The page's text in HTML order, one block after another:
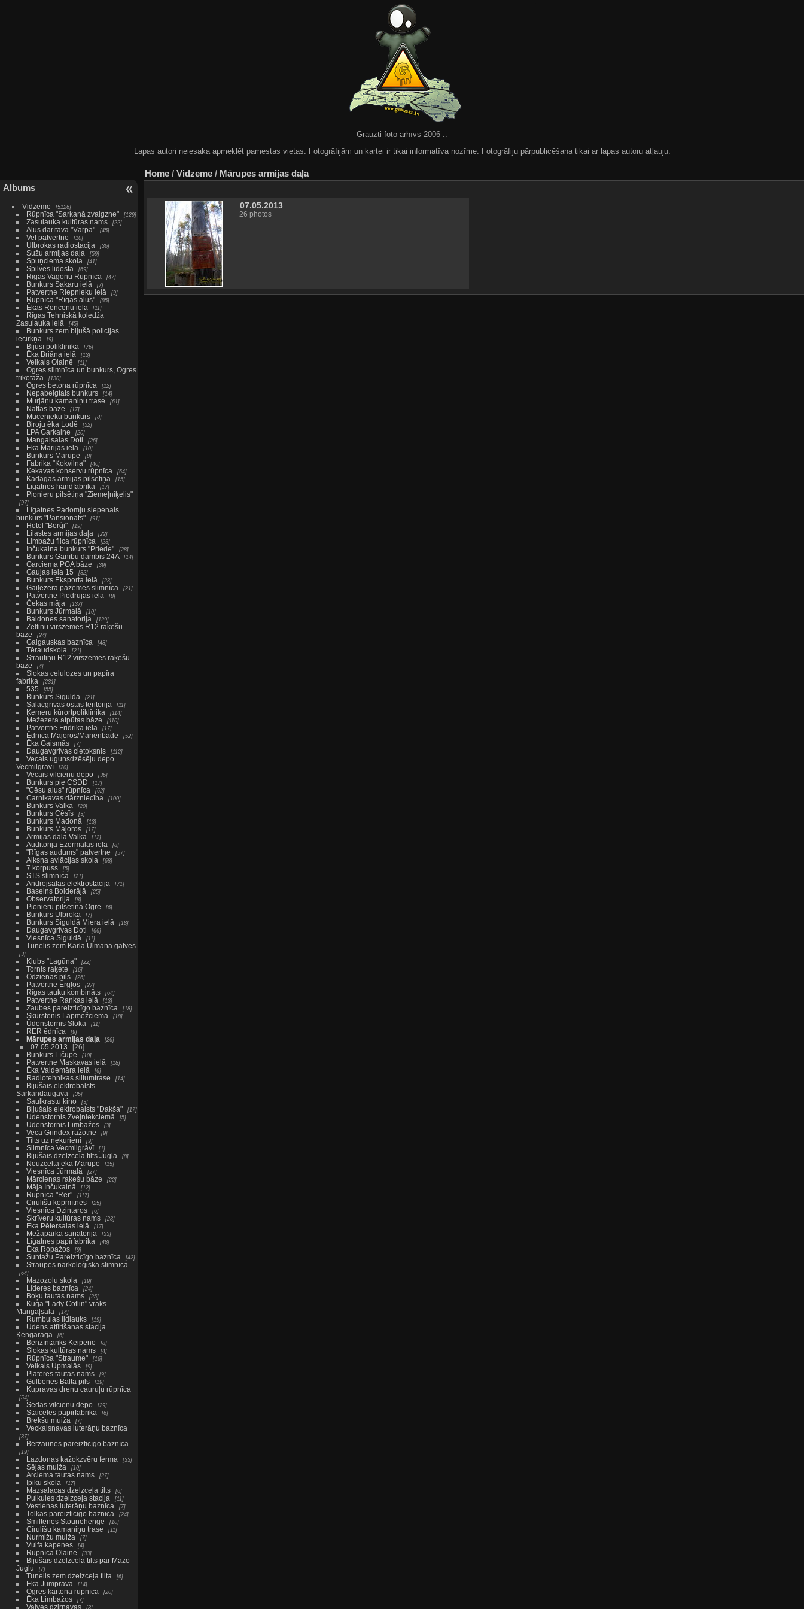
Grauzti foto arhīvs 2006-..
Lapas autori neiesaka apmeklēt pamestas vietas. Fotogrāfijām un kartei ir tikai informatīva nozīme. Fotogrāfiju pārpublicēšana tikai ar lapas autoru atļauju.
Albums
Vidzeme 5126
Rūpnīca "Sarkanā zvaigzne" 129
Zasulauka kultūras nams 22
Alus darītava "Vārpa" 45
Vef patvertne 10
Ulbrokas radiostacija 36
Sužu armijas daļa 59
Spuņciema skola 41
Spilves lidosta 69
Rīgas Vagonu Rūpnīca 47
Bunkurs Sakaru ielā 7
Patvertne Riepnieku ielā 9
Rūpnīca "Rīgas alus" 85
Ēkas Rencēnu ielā 11
Rīgas Tehniskā koledža
Zasulauka ielā
45
Bunkurs zem bijušā policijas
iecirkņa
9
Bijusī poliklīnika 76
Ēka Briāna ielā 13
Veikals Olainē 11
Ogres slimnīca un bunkurs, Ogres
trikotāža
130
Ogres betona rūpnīca 12
Nepabeigtais bunkurs 14
Murjāņu kamaniņu trase 61
Naftas bāze 17
Mucenieku bunkurs 8
Biroju ēka Lodē 52
LPA Garkalne 20
Mangaļsalas Doti 26
Ēka Marijas ielā 10
Bunkurs Mārupē 8
Fabrika "Kokvilna" 40
Ķekavas konservu rūpnīca 64
Kadagas armijas pilsētiņa 15
Līgatnes handfabrika 17
Pionieru pilsētiņa "Ziemeļniķelis"
97
Līgatnes Padomju slepenais
bunkurs "Pansionāts"
91
Hotel "Berģi" 19
Lilastes armijas daļa 22
Limbažu filca rūpnīca 23
Inčukalna bunkurs "Priede" 28
Bunkurs Ganību dambis 24A 14
Garciema PGA bāze 39
Gaujas iela 15 32
Bunkurs Eksporta ielā 23
Gaiļezera pazemes slimnīca 21
Patvertne Piedrujas iela 8
Čekas māja 137
Bunkurs Jūrmalā 10
Baldones sanatorija 129
Zeltiņu virszemes R12 raķešu
bāze
24
Galgauskas baznīca 48
Tēraudskola 21
Strautiņu R12 virszemes raķešu
bāze
4
Slokas celulozes un papīra
fabrika
231
535 55
Bunkurs Siguldā 21
Salacgrīvas ostas teritorija 11
Ķemeru kūrortpoliklīnika 114
Mežezera atpūtas bāze 110
Patvertne Fridriķa ielā 17
Ēdnīca Majoros/Marienbāde 52
Ēka Gaismās 7
Daugavgrīvas cietoksnis 112
Vecais ugunsdzēsēju depo
Vecmilgrāvī
20
Vecais vilcienu depo 36
Bunkurs pie CSDD 17
"Cēsu alus" rūpnīca 62
Carnikavas dārzniecība 100
Bunkurs Valkā 20
Bunkurs Cēsīs 3
Bunkurs Madonā 13
Bunkurs Majoros 17
Armijas daļa Valkā 12
Auditorija Ezermalas ielā 8
"Rīgas audums" patvertne 57
Alksņa aviācijas skola 68
7.korpuss 5
STS slimnīca 21
Andrejsalas elektrostacija 71
Baseins Bolderājā 25
Observatorija 8
Pionieru pilsētiņa Ogrē 6
Bunkurs Ulbrokā 7
Bunkurs Siguldā Miera ielā 18
Daugavgrīvas Doti 66
Viesnīca Siguldā 11
Tunelis zem Kārļa Ulmaņa gatves
3
Klubs "Lagūna" 22
Tornis raķete 16
Odzienas pils 26
Patvertne Ērgļos 27
Rīgas tauku kombināts 64
Patvertne Rankas ielā 13
Zaubes pareizticīgo baznīca 18
Skurstenis Lapmežciemā 18
Ūdenstornis Slokā 11
RER ēdnīca 9
Mārupes armijas daļa 26
07.05.2013
26
Bunkurs Līčupē
10
Patvertne Maskavas ielā 18
Ēka Valdemāra ielā 6
Radiotehnikas siltumtrase 14
Bijušais elektrobalsts
Sarkandaugavā
35
Saulkrastu kino 3
Bijušais elektrobalsts "Dakša" 17
Ūdenstornis Zvejniekciemā 5
Ūdenstornis Limbažos 3
Vecā Grindex ražotne 9
Tilts uz nekurieni 9
Slimnīca Vecmilgrāvī 1
Bijušais dzelzceļa tilts Juglā 8
Neuzcelta ēka Mārupē 15
Viesnīca Jūrmalā 27
Mārcienas raķešu bāze 22
Māja Inčukalnā 12
Rūpnīca "Rer" 117
Cīrulīšu kopmītnes 25
Viesnīca Dzintaros 6
Skrīveru kultūras nams 28
Ēka Pētersalas ielā 17
Mežaparka sanatorija 33
Līgatnes papīrfabrika 48
Ēka Ropažos 9
Suntažu Pareizticīgo baznīca 42
Straupes narkoloģiskā slimnīca
64
Mazozolu skola 19
Līderes baznīca 24
Boķu tautas nams 25
Kuģa "Lady Cotlin" vraks
Mangaļsalā
14
Rumbulas lidlauks 19
Ūdens attīrīšanas stacija
Ķengaragā
6
Benzīntanks Ķeipenē 8
Slokas kultūras nams 4
Rūpnīca "Straume" 16
Veikals Upmalās 9
Plāteres tautas nams 9
Gulbenes Baltā pils 19
Kupravas drenu cauruļu rūpnīca
54
Sedas vilcienu depo 29
Staiceles papīrfabrika 6
Brekšu muiža 7
Veckalsnavas luterāņu baznīca
37
Bērzaunes pareizticīgo baznīca
19
Lazdonas kažokzvēru ferma 33
Sējas muiža 10
Ārciema tautas nams 27
Ipiķu skola 17
Mazsalacas dzelzceļa tilts 6
Puikules dzelzceļa stacija 11
Vestienas luterāņu baznīca 7
Tolkas pareizticīgo baznīca 24
Smiltenes Stounehenge 10
Cīrulīšu kamaniņu trase 11
Nurmižu muiža 7
Vulfa kapenes 4
Rūpnīca Olainē 33
Bijušais dzelzceļa tilts pār Mazo
Juglu
7
Tunelis zem dzelzceļa tilta 6
Ēka Jumpravā 14
Ogres kartona rūpnīca 20
Ēka Limbažos 7
Vaives dzirnavas
Home / Vidzeme / Mārupes armijas daļa
07.05.2013
26 photos